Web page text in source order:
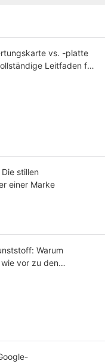
vs. -platte
Leitfaden für
stillen
einer Marke
Warum
vor zu den